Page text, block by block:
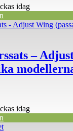
idag
–
idag